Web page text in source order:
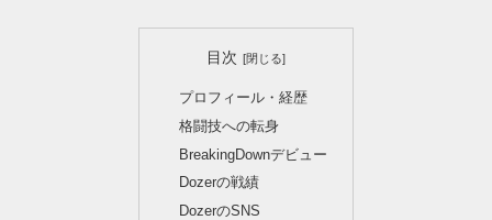
目次
プロフィール・経歴
格闘技への転身
BreakingDownデビュー
Dozerの戦績
DozerのSNS